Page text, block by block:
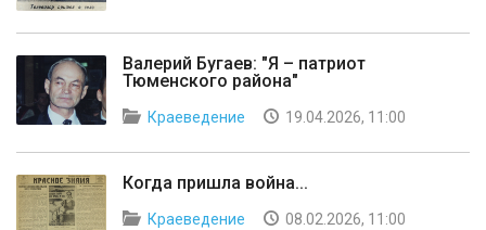
Валерий Бугаев: "Я – патриот
Тюменского района"
Краеведение 19.04.2026, 11:00
Когда пришла война...
Краеведение 08.02.2026, 11:00